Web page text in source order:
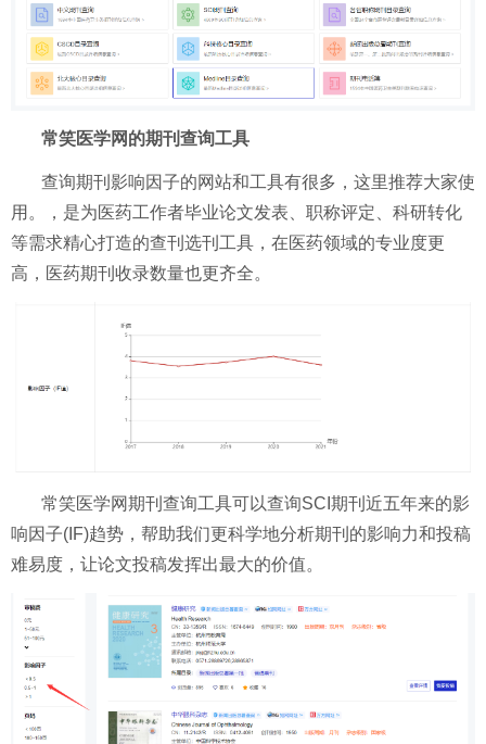
常笑医学网的期刊查询工具
查询期刊影响因子的网站和工具有很多，这里推荐大家使
用。，是为医药工作者毕业论文发表、职称评定、科研转化
等需求精心打造的查刊选刊工具，在医药领域的专业度更
高，医药期刊收录数量也更齐全。
常笑医学网期刊查询工具可以查询SCI期刊近五年来的影
响因子(IF)趋势，帮助我们更科学地分析期刊的影响力和投稿
难易度，让论文投稿发挥出最大的价值。